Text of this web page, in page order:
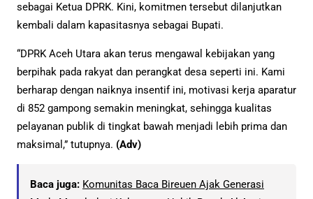
sebagai Ketua DPRK. Kini, komitmen tersebut dilanjutkan
kembali dalam kapasitasnya sebagai Bupati.
“DPRK Aceh Utara akan terus mengawal kebijakan yang
berpihak pada rakyat dan perangkat desa seperti ini. Kami
berharap dengan naiknya insentif ini, motivasi kerja aparatur
di 852 gampong semakin meningkat, sehingga kualitas
pelayanan publik di tingkat bawah menjadi lebih prima dan
maksimal,” tutupnya. (Adv)
Baca juga: Komunitas Baca Bireuen Ajak Generasi